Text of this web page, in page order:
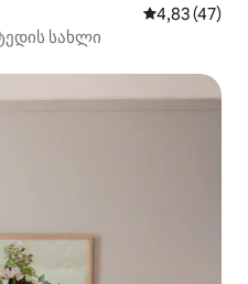
საშუალო
4,83 (47)
სახლი